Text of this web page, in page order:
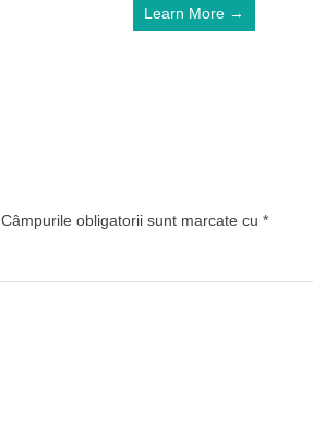
Learn More →
Câmpurile obligatorii sunt marcate cu *